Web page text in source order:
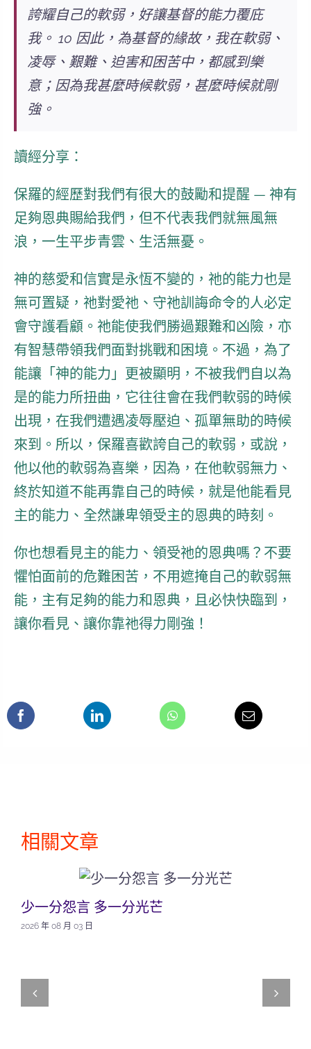
誇耀自己的軟弱，好讓基督的能力覆庇
我。 10 因此，為基督的緣故，我在軟弱、
凌辱、艱難、迫害和困苦中，都感到樂
意；因為我甚麼時候軟弱，甚麼時候就剛
強。
讀經分享：
保羅的經歷對我們有很大的鼓勵和提醒 — 神有
足夠恩典賜給我們，但不代表我們就無風無
浪，一生平步青雲、生活無憂。
神的慈愛和信實是永恆不變的，祂的能力也是
無可置疑，祂對愛祂、守祂訓誨命令的人必定
會守護看顧。 祂能使我們勝過艱難和凶險，亦
有智慧帶領我們面對挑戰和困境。不過，為了
能讓「神的能力」更被顯明，不被我們自以為
是的能力所扭曲，它往往會在我們軟弱的時候
出現，在我們遭遇凌辱壓迫、孤單無助的時候
來到。所以，保羅喜歡誇自己的軟弱，或說，
他以他的軟弱為喜樂，因為，在他軟弱無力、
終於知道不能再靠自己的時候，就是他能看見
主的能力、全然謙卑領受主的恩典的時刻。
你也想看見主的能力、領受祂的恩典嗎？不要
懼怕面前的危難困苦，不用遮掩自己的軟弱無
能，主有足夠的能力和恩典，且必快快臨到，
讓你看見、讓你靠祂得力剛強！
相關文章
少一分怨言 多一分光芒
2026 年 08 月 03 日